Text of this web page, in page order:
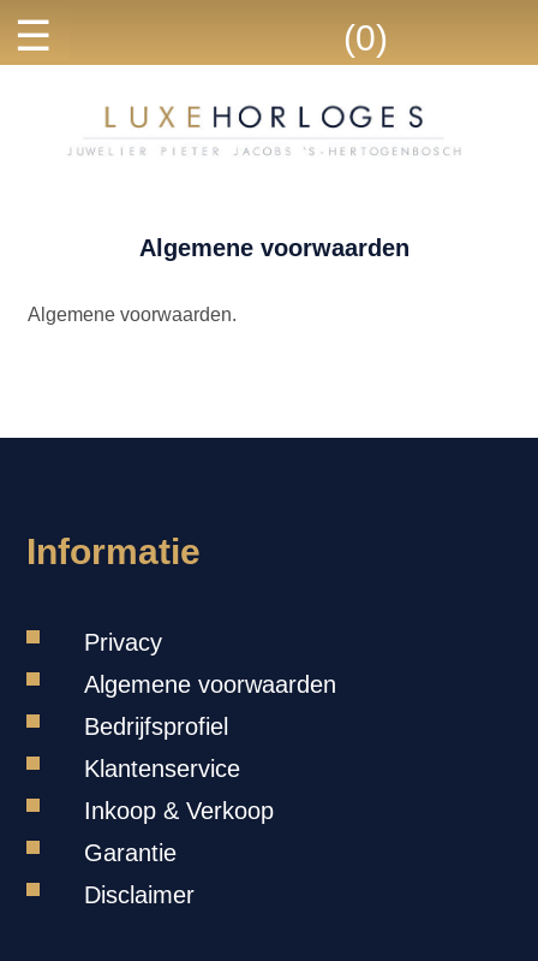
☰ (0)
Algemene voorwaarden
Algemene voorwaarden.
Informatie
Privacy
Algemene voorwaarden
Bedrijfsprofiel
Klantenservice
Inkoop & Verkoop
Garantie
Disclaimer